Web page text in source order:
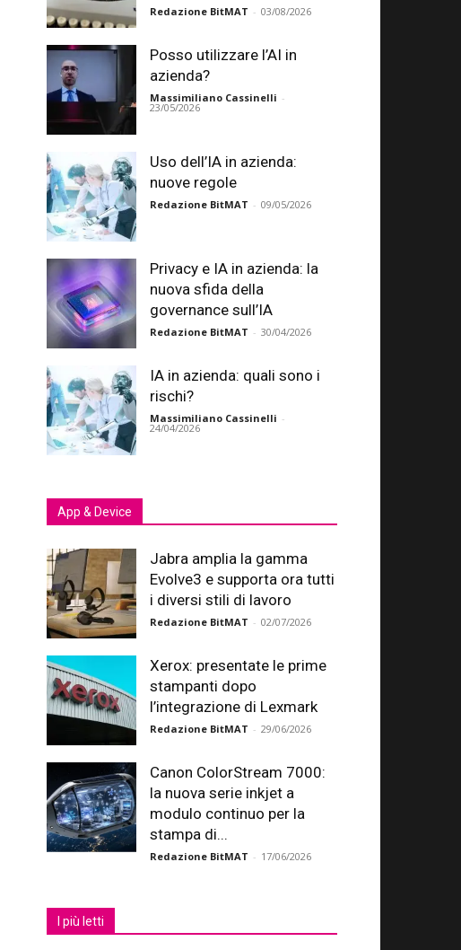
Redazione BitMAT - 03/08/2026
Posso utilizzare l’AI in
azienda?
Massimiliano Cassinelli -
23/05/2026
Uso dell’IA in azienda:
nuove regole
Redazione BitMAT - 09/05/2026
Privacy e IA in azienda: la
nuova sfida della
governance sull’IA
Redazione BitMAT - 30/04/2026
IA in azienda: quali sono i
rischi?
Massimiliano Cassinelli -
24/04/2026
App & Device
Jabra amplia la gamma
Evolve3 e supporta ora tutti
i diversi stili di lavoro
Redazione BitMAT - 02/07/2026
Xerox: presentate le prime
stampanti dopo
l’integrazione di Lexmark
Redazione BitMAT - 29/06/2026
Canon ColorStream 7000:
la nuova serie inkjet a
modulo continuo per la
stampa di...
Redazione BitMAT - 17/06/2026
I più letti